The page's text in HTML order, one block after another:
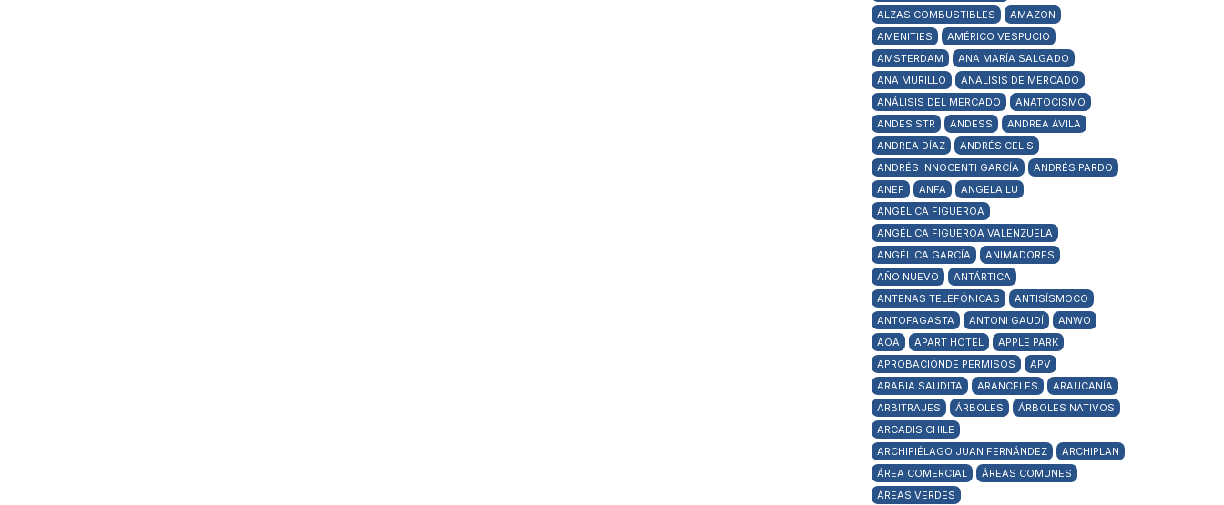
ALZAS COMBUSTIBLES
AMAZON
AMENITIES
AMÉRICO VESPUCIO
AMSTERDAM
ANA MARÍA SALGADO
ANA MURILLO
ANALISIS DE MERCADO
ANÁLISIS DEL MERCADO
ANATOCISMO
ANDES STR
ANDESS
ANDREA ÁVILA
ANDREA DÍAZ
ANDRÉS CELIS
ANDRÉS INNOCENTI GARCÍA
ANDRÉS PARDO
ANEF
ANFA
ANGELA LU
ANGÉLICA FIGUEROA
ANGÉLICA FIGUEROA VALENZUELA
ANGÉLICA GARCÍA
ANIMADORES
AÑO NUEVO
ANTÁRTICA
ANTENAS TELEFÓNICAS
ANTISÍSMOCO
ANTOFAGASTA
ANTONI GAUDÍ
ANWO
AOA
APART HOTEL
APPLE PARK
APROBACIÓNDE PERMISOS
APV
ARABIA SAUDITA
ARANCELES
ARAUCANÍA
ARBITRAJES
ÁRBOLES
ÁRBOLES NATIVOS
ARCADIS CHILE
ARCHIPIÉLAGO JUAN FERNÁNDEZ
ARCHIPLAN
ÁREA COMERCIAL
ÁREAS COMUNES
ÁREAS VERDES